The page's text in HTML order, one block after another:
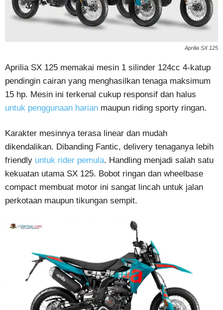
Aprilia SX 125
Aprilia SX 125 memakai mesin 1 silinder 124cc 4-katup
pendingin cairan yang menghasilkan tenaga maksimum
15 hp. Mesin ini terkenal cukup responsif dan halus
untuk penggunaan harian maupun riding sporty ringan.
Karakter mesinnya terasa linear dan mudah
dikendalikan. Dibanding Fantic, delivery tenaganya lebih
friendly untuk rider pemula. Handling menjadi salah satu
kekuatan utama SX 125. Bobot ringan dan wheelbase
compact membuat motor ini sangat lincah untuk jalan
perkotaan maupun tikungan sempit.